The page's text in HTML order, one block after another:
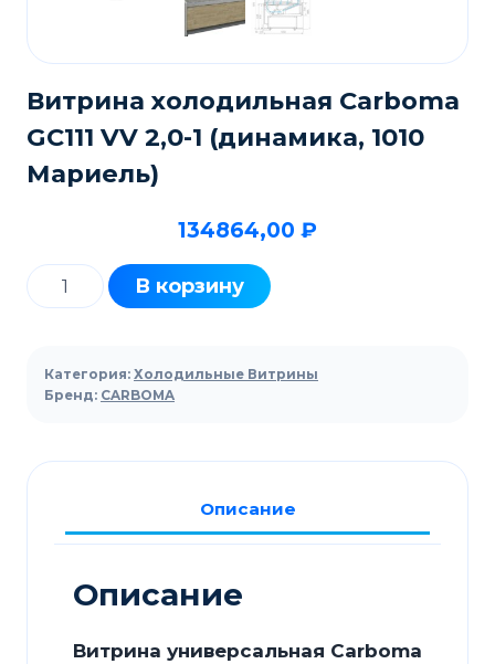
Витрина холодильная Carboma
GC111 VV 2,0-1 (динамика, 1010
Мариель)
134864,00 ₽
Количество
товара
холодильная
Carboma
VV
2,0-
(динамика,
Мариель)
В корзину
Категория: Холодильные Витрины
Бренд: CARBOMA
Описание
Описание
Витрина универсальная Carboma